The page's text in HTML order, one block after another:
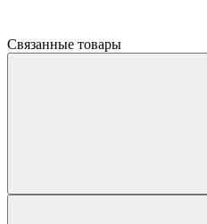
Связанные товары